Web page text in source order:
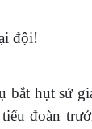
đội!
bắt hụt sứ
đoàn